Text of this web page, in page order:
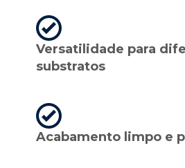
Versatilidade para
substratos
Acabamento limpo e